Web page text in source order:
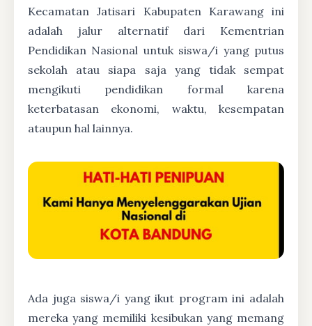
Kecamatan Jatisari Kabupaten Karawang ini
adalah jalur alternatif dari Kementrian
Pendidikan Nasional untuk siswa/i yang putus
sekolah atau siapa saja yang tidak sempat
mengikuti pendidikan formal karena
keterbatasan ekonomi, waktu, kesempatan
ataupun hal lainnya.
Ada juga siswa/i yang ikut program ini adalah
mereka yang memiliki kesibukan yang memang